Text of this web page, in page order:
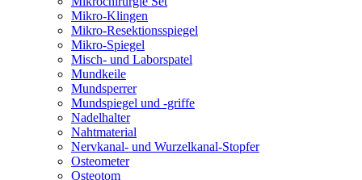
Mikro-Klingen
Mikro-Resektionsspiegel
Mikro-Spiegel
Misch- und Laborspatel
Mundkeile
Mundsperrer
Mundspiegel und -griffe
Nadelhalter
Nahtmaterial
Nervkanal- und Wurzelkanal-Stopfer
Osteometer
Osteotom